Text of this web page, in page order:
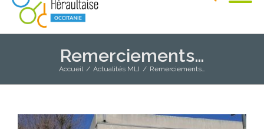
Remerciements…
Accueil / Actualités MLI / Remerciements…